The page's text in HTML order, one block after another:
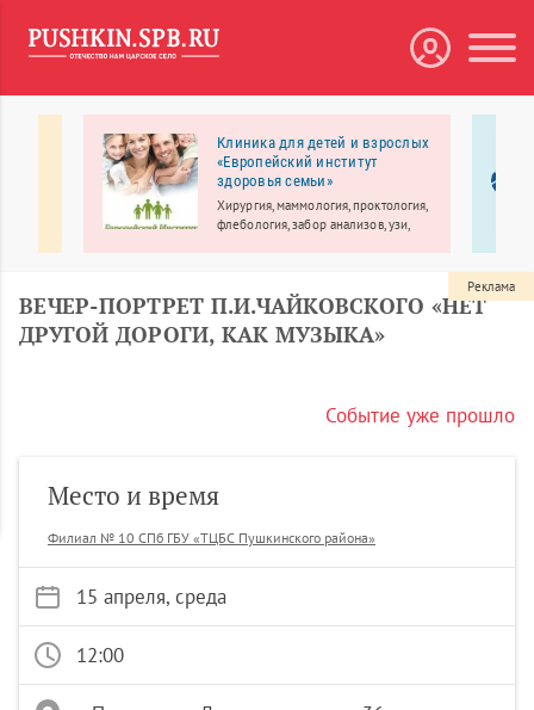
и
Клиника для детей и взрослых
«Европейский институт
здоровья семьи»
Хирургия, маммология, проктология,
флебология, забор анализов, узи,
ВЕЧЕР-ПОРТРЕТ П.И.ЧАЙКОВСКОГО «НЕТ
ДРУГОЙ ДОРОГИ, КАК МУЗЫКА»
Событие уже прошло
Место и время
Филиал № 10 СПб ГБУ «ТЦБС Пушкинского района»
15 апреля, среда
12:00
Реклама